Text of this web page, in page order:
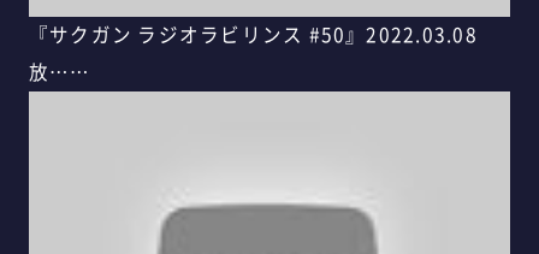
『サクガン ラジオラビリンス #50』2022.03.08
放……